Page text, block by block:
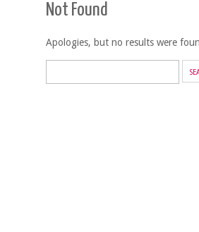
Not Found
Apologies, but no results were